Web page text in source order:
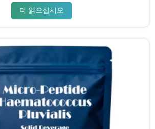
더 읽으십시오